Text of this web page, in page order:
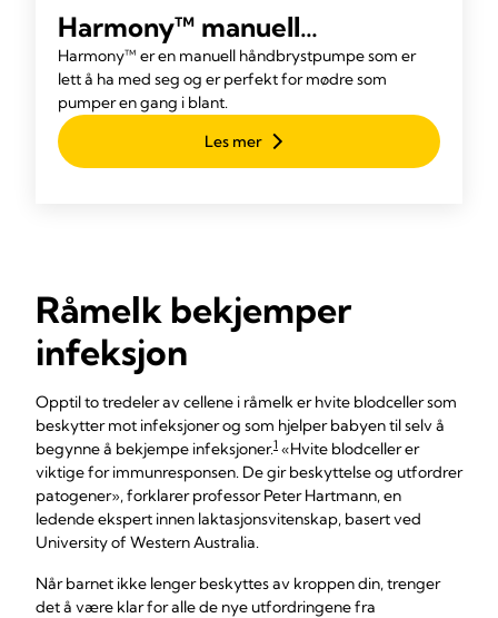
Harmony™ manuell
brystpumpe
Harmony™ er en manuell håndbrystpumpe som er
lett å ha med seg og er perfekt for mødre som
pumper en gang i blant.
Les mer
Råmelk bekjemper
infeksjon
Opptil to tredeler av cellene i råmelk er hvite blodceller som
beskytter mot infeksjoner og som hjelper babyen til selv å
begynne å bekjempe infeksjoner.1 «Hvite blodceller er
viktige for immunresponsen. De gir beskyttelse og utfordrer
patogener», forklarer professor Peter Hartmann, en
ledende ekspert innen laktasjonsvitenskap, basert ved
University of Western Australia.
Når barnet ikke lenger beskyttes av kroppen din, trenger
det å være klar for alle de nye utfordringene fra